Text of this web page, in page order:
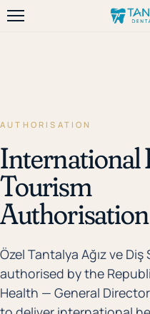
AUTHORISATION
International
Tourism
Authorisation
Özel Tantalya Ağız ve Diş
authorised by the
Health — General